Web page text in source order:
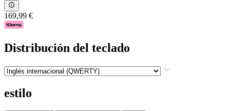
169,99 €
Distribución del teclado
estilo